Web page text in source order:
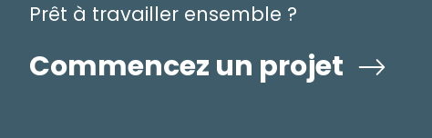
Prêt à travailler ensemble ?
Commencez un projet